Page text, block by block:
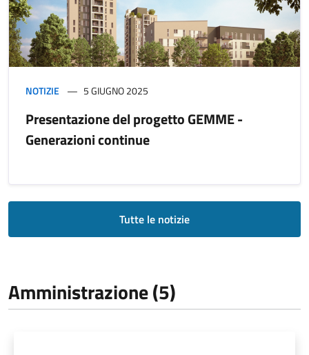
NOTIZIE 5 GIUGNO 2025
Presentazione del progetto GEMME -
Generazioni continue
Tutte le notizie
Amministrazione (5)